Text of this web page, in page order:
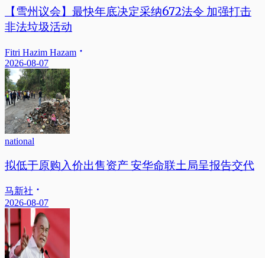
【雪州议会】最快年底决定采纳672法令 加强打击
非法垃圾活动
Fitri Hazim Hazam
2026-08-07
national
拟低于原购入价出售资产 安华命联土局呈报告交代
马新社
2026-08-07